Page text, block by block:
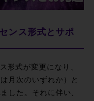
ンス形式とサポ
形式が変更になり、
月次のいずれか）と
した。それに伴い、